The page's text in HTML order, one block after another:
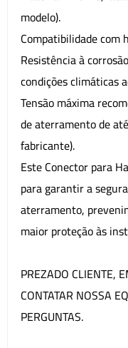
modelo).
Compatibilidade com
Resistência à
condições climáticas
Tensão máxima
de aterramento de
fabricante).
Este Conector para
para garantir a
aterramento,
maior proteção às
PREZADO CLIENTE,
CONTATAR NOSSA
PERGUNTAS.